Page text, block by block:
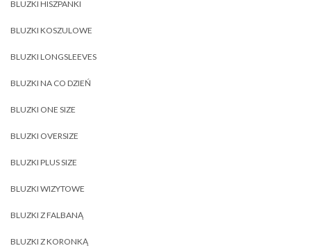
BLUZKI HISZPANKI
BLUZKI KOSZULOWE
BLUZKI LONGSLEEVES
BLUZKI NA CO DZIEŃ
BLUZKI ONE SIZE
BLUZKI OVERSIZE
BLUZKI PLUS SIZE
BLUZKI WIZYTOWE
BLUZKI Z FALBANĄ
BLUZKI Z KORONKĄ